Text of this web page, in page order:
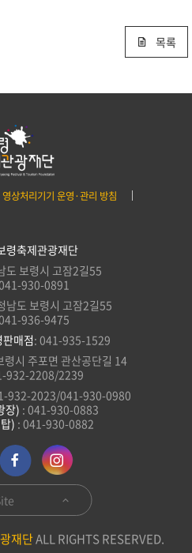
목록
영상처리기기 운영·관리 방침
령축제관광재단
도 보령시 고잠2길55
930-0891
남도 보령시 고잠2길55
936-9475
매점: 041-935-1529
령시 주포면 관산공단길 14
932-2208/2239
932-2023/041-930-0980
장) : 041-930-0883
) : 041-930-0882
재단ALL RIGHTS RESERVED.